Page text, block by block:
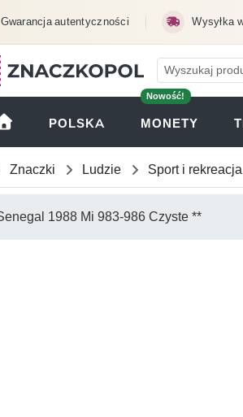
Gwarancja autentyczności Wysyłka
POLSKA
Nowość!
MONETY
Znaczki Ludzie Sport i rekreacja